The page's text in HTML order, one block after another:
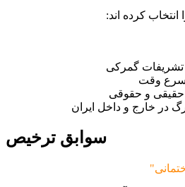
کرده اند:
گمرکی
وقت
حقیقی و حقوقی
در خارج و داخل ایران
سوابق ترخیص